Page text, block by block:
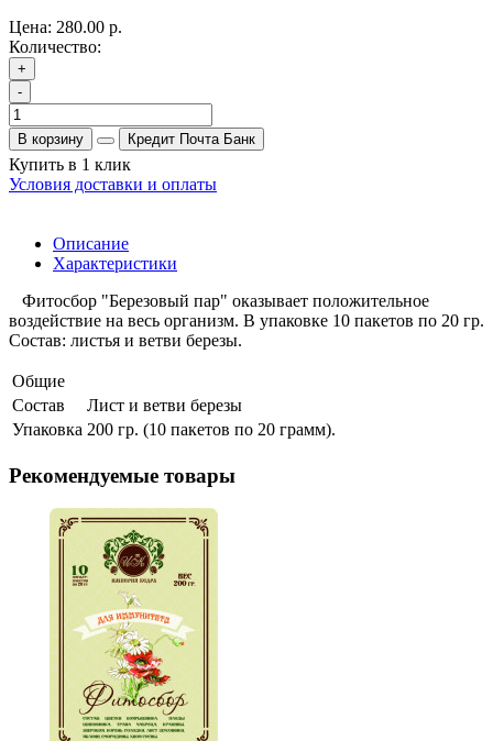
Цена: 280.00 р.
Количество:
+
-
В корзину Кредит Почта Банк
Купить в 1 клик
Условия доставки и оплаты
Описание
Характеристики
Фитосбор "Березовый пар" оказывает положительное
воздействие на весь организм. В упаковке 10 пакетов по 20 гр.
Состав: листья и ветви березы.
Общие
Состав
Лист и ветви березы
Упаковка 200 гр. (10 пакетов по 20 грамм).
Рекомендуемые товары